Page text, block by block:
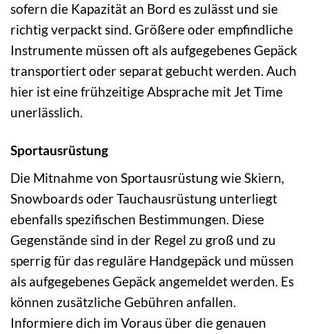
sofern die Kapazität an Bord es zulässt und sie
richtig verpackt sind. Größere oder empfindliche
Instrumente müssen oft als aufgegebenes Gepäck
transportiert oder separat gebucht werden. Auch
hier ist eine frühzeitige Absprache mit Jet Time
unerlässlich.
Sportausrüstung
Die Mitnahme von Sportausrüstung wie Skiern,
Snowboards oder Tauchausrüstung unterliegt
ebenfalls spezifischen Bestimmungen. Diese
Gegenstände sind in der Regel zu groß und zu
sperrig für das reguläre Handgepäck und müssen
als aufgegebenes Gepäck angemeldet werden. Es
können zusätzliche Gebühren anfallen.
Informiere dich im Voraus über die genauen